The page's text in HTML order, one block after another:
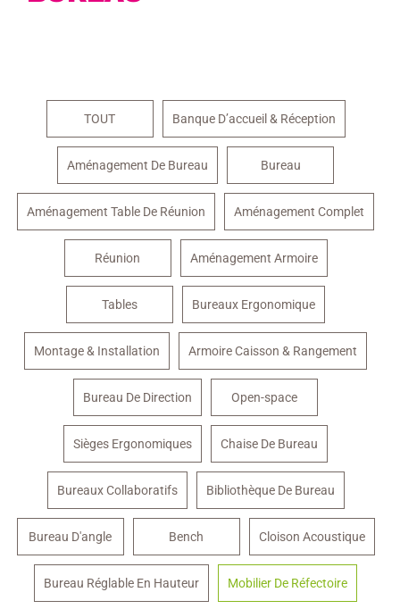
TOUT Banque D’accueil & Réception
Aménagement De Bureau Bureau
Aménagement Table De Réunion Aménagement Complet
Réunion Aménagement Armoire
Tables Bureaux Ergonomique
Montage & Installation Armoire Caisson & Rangement
Bureau De Direction Open-space
Sièges Ergonomiques Chaise De Bureau
Bureaux Collaboratifs Bibliothèque De Bureau
Bureau D'angle Bench Cloison Acoustique
Bureau Réglable En Hauteur Mobilier De Réfectoire